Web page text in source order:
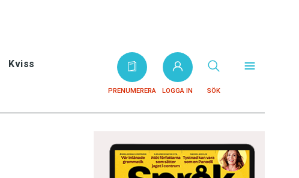
Kviss
PRENUMERERA LOGGA IN SÖK